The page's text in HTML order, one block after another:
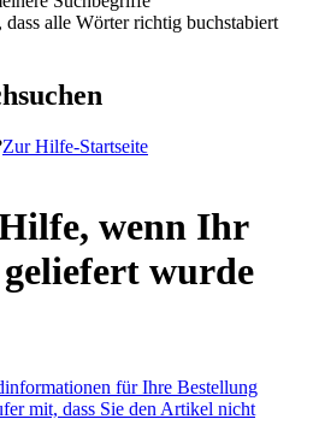
dass alle Wörter richtig buchstabiert
Zur Hilfe-Startseite
wenn Ihr
wurde
für Ihre Bestellung
mit, dass Sie den Artikel nicht